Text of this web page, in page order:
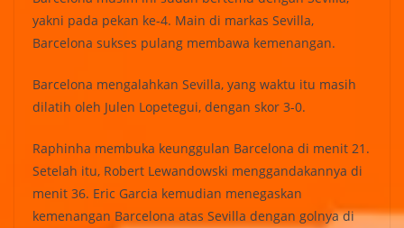
yakni pada pekan ke-4. Main di markas Sevilla,
Barcelona sukses pulang membawa kemenangan.
Barcelona mengalahkan Sevilla, yang waktu itu masih
dilatih oleh Julen Lopetegui, dengan skor 3-0.
Raphinha membuka keunggulan Barcelona di menit 21.
Setelah itu, Robert Lewandowski menggandakannya di
menit 36. Eric Garcia kemudian menegaskan
kemenangan Barcelona atas Sevilla dengan golnya di